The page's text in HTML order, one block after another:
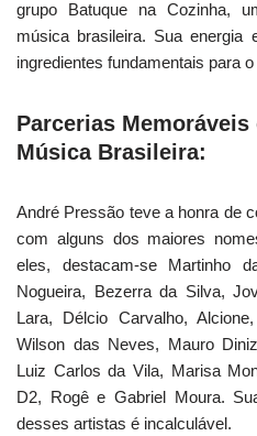
grupo Batuque na Cozinha,
música brasileira. Sua energia
ingredientes fundamentais para
Parcerias
Música Brasileira:
André Pressão teve a honra de
com alguns dos maiores
eles, destacam-se Martinho
Nogueira, Bezerra da Silva,
Lara, Délcio Carvalho,
Wilson das Neves, Mauro
Luiz Carlos da Vila, Marisa
D2, Rogê e Gabriel Moura.
desses artistas é incalculável.